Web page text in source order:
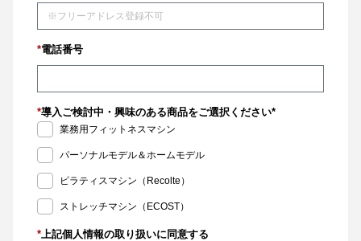
*電話番号
*導入ご検討中・興味のある商品をご選択ください*
業務用フィットネスマシン
パーソナルモデル＆ホームモデル
ピラティスマシン（Recolte）
ストレッチマシン（ECOST）
* 上記個人情報の取り扱いに同意する